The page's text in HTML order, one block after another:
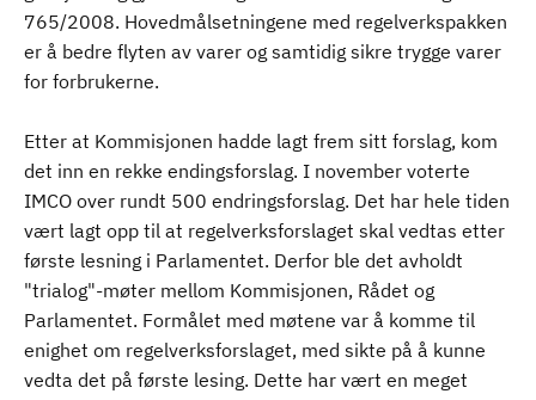
765/2008. Hovedmålsetningene med regelverkspakken
er å bedre flyten av varer og samtidig sikre trygge varer
for forbrukerne.
Etter at Kommisjonen hadde lagt frem sitt forslag, kom
det inn en rekke endingsforslag. I november voterte
IMCO over rundt 500 endringsforslag. Det har hele tiden
vært lagt opp til at regelverksforslaget skal vedtas etter
første lesning i Parlamentet. Derfor ble det avholdt
"trialog"-møter mellom Kommisjonen, Rådet og
Parlamentet. Formålet med møtene var å komme til
enighet om regelverksforslaget, med sikte på å kunne
vedta det på første lesing. Dette har vært en meget